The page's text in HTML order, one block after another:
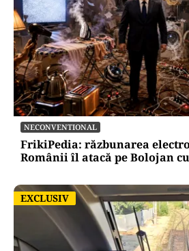
NECONVENTIONAL
FrikiPedia: răzbunarea
Românii îl atacă pe Bolojan
EXCLUSIV
EXCLUSIV